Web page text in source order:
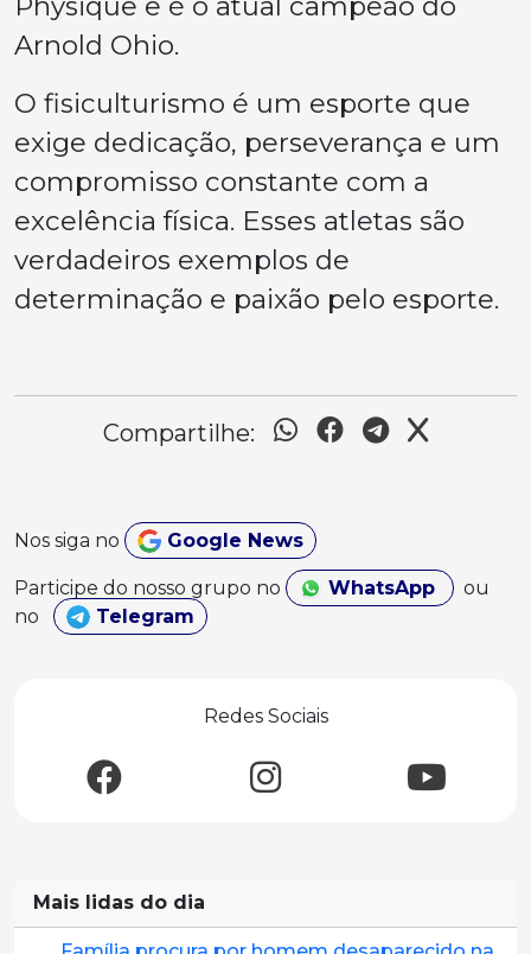
Arnold Ohio.
O fisiculturismo é um esporte que
exige dedicação, perseverança e um
compromisso constante com a
excelência física. Esses atletas são
verdadeiros exemplos de
determinação e paixão pelo esporte.
Compartilhe:
Nos siga no Google News
Participe do nosso grupo no WhatsApp
ou
no
Telegram
Redes Sociais
Mais lidas do dia